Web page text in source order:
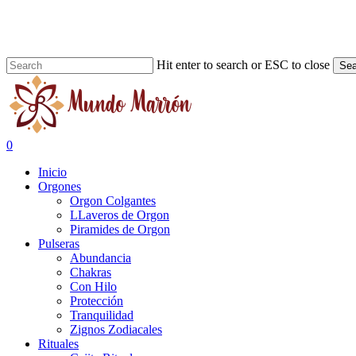
content
Hit enter to search or ESC to close
Close
Search
search
0
Inicio
Orgones
Orgon Colgantes
LLaveros de Orgon
Piramides de Orgon
Pulseras
Abundancia
Chakras
Con Hilo
Protección
Tranquilidad
Zignos Zodiacales
Rituales